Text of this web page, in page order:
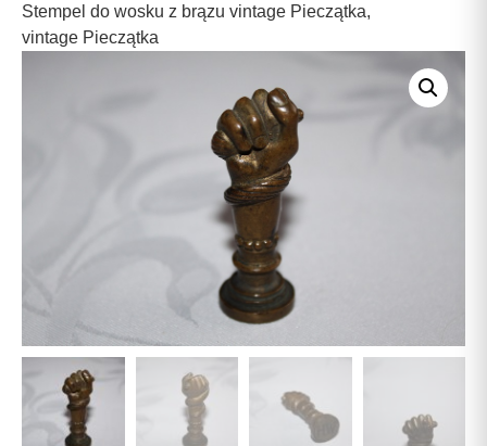
Stempel do wosku z brązu vintage Pieczątka,
vintage Pieczątka